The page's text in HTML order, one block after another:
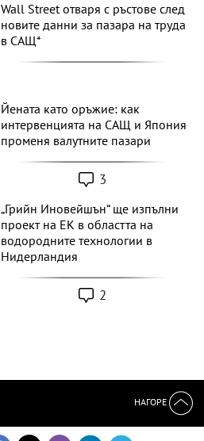
Wall Street отваря с ръстове след
новите данни за пазара на труда
в САЩ*
Йената като оръжие: как
интервенцията на САЩ и Япония
променя валутните пазари
3
„Грийн Иновейшън“ ще изпълни
проект на ЕК в областта на
водородните технологии в
Нидерландия
2
НАГОРЕ